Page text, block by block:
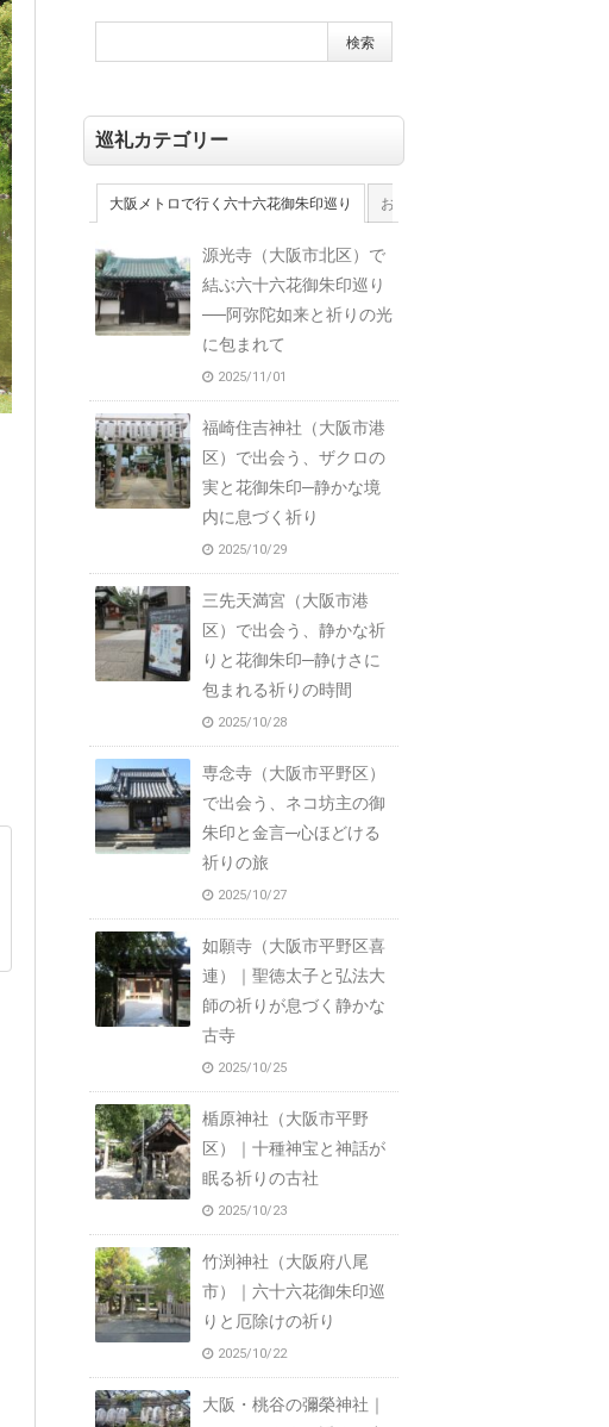
巡礼カテゴリー
大阪メトロで行く六十六花御朱印巡り おおさか十三佛霊場
源光寺（大阪市北区）で
結ぶ六十六花御朱印巡り
──阿弥陀如来と祈りの光
に包まれて
2025/11/01
福崎住吉神社（大阪市港
区）で出会う、ザクロの
実と花御朱印─静かな境
内に息づく祈り
2025/10/29
三先天満宮（大阪市港
区）で出会う、静かな祈
りと花御朱印─静けさに
包まれる祈りの時間
2025/10/28
専念寺（大阪市平野区）
で出会う、ネコ坊主の御
朱印と金言─心ほどける
祈りの旅
2025/10/27
如願寺（大阪市平野区喜
連）｜聖徳太子と弘法大
師の祈りが息づく静かな
古寺
2025/10/25
楯原神社（大阪市平野
区）｜十種神宝と神話が
眠る祈りの古社
2025/10/23
竹渕神社（大阪府八尾
市）｜六十六花御朱印巡
りと厄除けの祈り
2025/10/22
大阪・桃谷の彌榮神社｜